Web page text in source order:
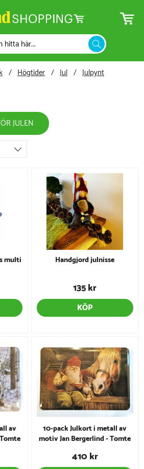
Högtider Jul Julpynt
JULEN
multi Handgjord julnisse
135 kr
KÖP
av
10-pack Julkort i metall av
motiv Jan Bergerlind - Tomte
410 kr